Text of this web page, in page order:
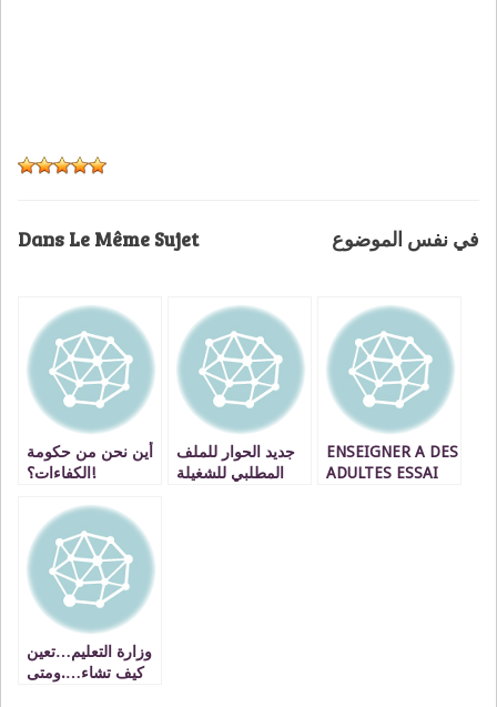
Dans Le Même Sujet في نفس الموضوع
أين نحن من حكومة
الكفاءات؟!
جديد الحوار للملف
المطلبي للشغيلة
ENSEIGNER A DES
ADULTES ESSAI
وزارة التعليم…تعين
كيف تشاء….ومتى